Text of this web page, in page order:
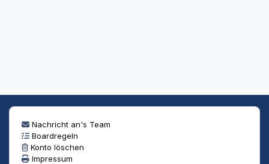
Nachricht an's Team
Boardregeln
Konto löschen
Impressum